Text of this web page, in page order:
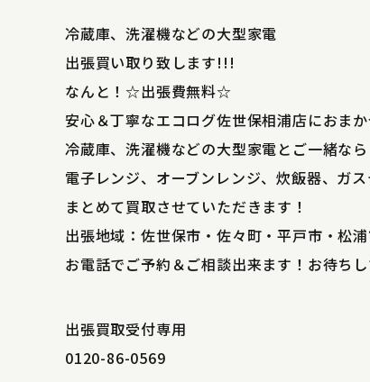
冷蔵庫、洗濯機などの大型家電
出張買い取り致します!!!
なんと！☆出張費無料☆
安心＆丁寧なエコログ佐世保相浦店におま
冷蔵庫、洗濯機などの大型家電とご一緒なら
電子レンジ、オーブンレンジ、炊飯器、ガ
まとめて買取させていただきます！
出張地域：佐世保市・佐々町・平戸市・松
お電話でご予約＆ご相談出来ます！お待ち
出張買取受付専用
0120-86-0569